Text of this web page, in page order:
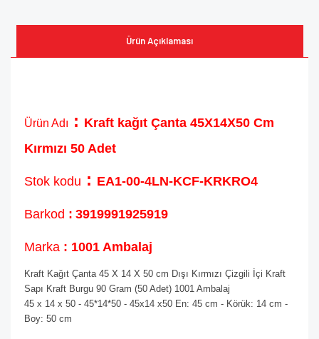
Ürün Açıklaması
Ürün Adı : Kraft kağıt Çanta 45X14X50 Cm
Kırmızı 50 Adet
Stok kodu : EA1-00-4LN-KCF-KRKRO4
Barkod : 3919991925919
Marka : 1001 Ambalaj
Kraft Kağıt Çanta 45 X 14 X 50 cm Dışı Kırmızı Çizgili İçi Kraft
Sapı Kraft Burgu 90 Gram (50 Adet) 1001 Ambalaj
45 x 14 x 50 - 45*14*50 - 45x14 x50 En: 45 cm - Körük: 14 cm -
Boy: 50 cm